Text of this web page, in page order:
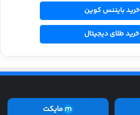
خرید بایننس کوین
خرید طلای دیجیتال
مایکت